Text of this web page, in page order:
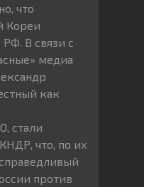
что
Кореи
РФ. В связи с
медиа
как
стали
что, по их
против